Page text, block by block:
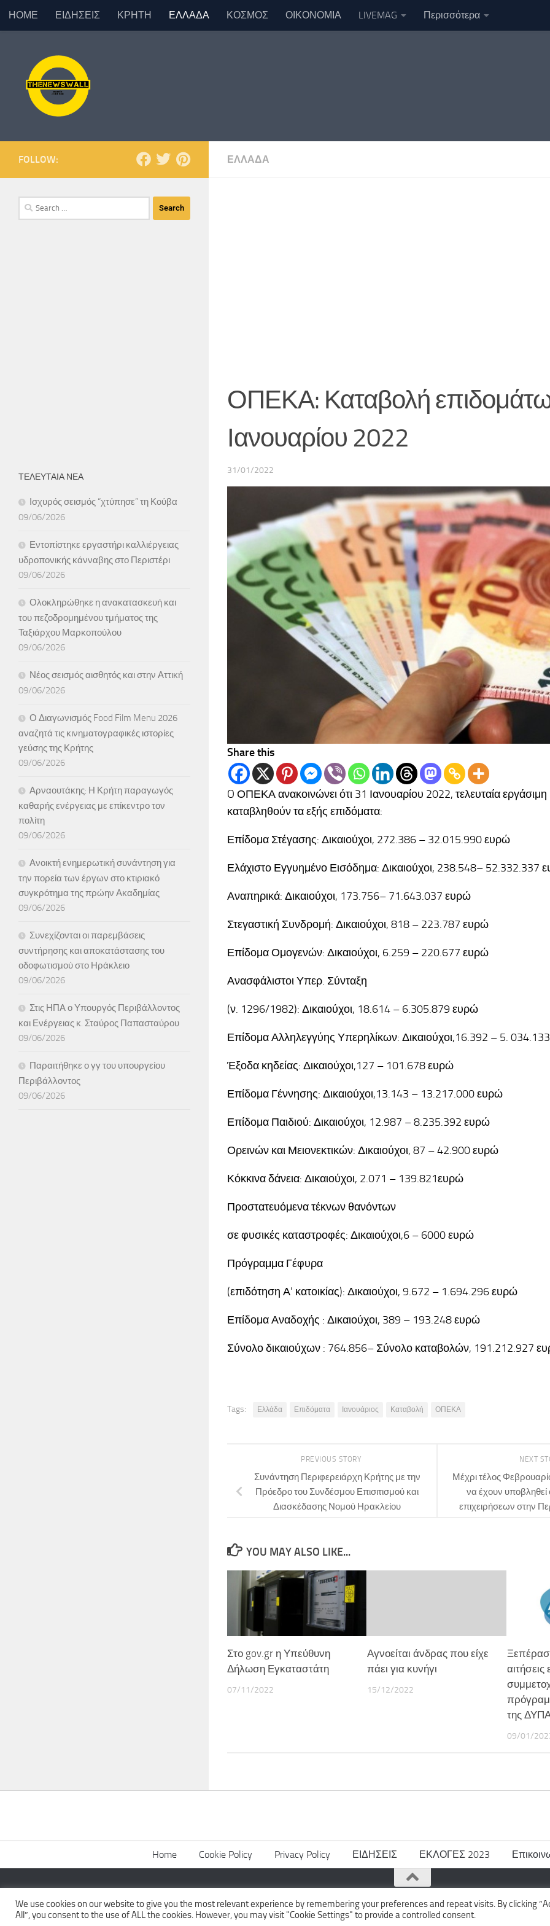
Skip to content
ΗΟΜΕ ΕΙΔΗΣΕΙΣ ΚΡΗΤΗ ΕΛΛΑΔΑ ΚΟΣΜΟΣ ΟΙΚΟΝΟΜΙΑ LIVEMAG Περισσότερα
ΕΛΛΑΔΑ
ΟΠΕΚΑ: Καταβολή
Ιανουαρίου 2022
31/01/2022
Share this
O ΟΠΕΚΑ ανακοινώνει ότι 31 Ιανουαρίου 2022, τελευταία
καταβληθούν τα εξής επιδόματα:
Επίδομα Στέγασης: Δικαιούχοι, 272.386 – 32.015.990 ευρώ
Ελάχιστο Εγγυημένο Εισόδημα: Δικαιούχοι, 238.548– 52.332.337
Αναπηρικά: Δικαιούχοι, 173.756– 71.643.037 ευρώ
Στεγαστική Συνδρομή: Δικαιούχοι, 818 – 223.787 ευρώ
Επίδομα Ομογενών: Δικαιούχοι, 6.259 – 220.677 ευρώ
Ανασφάλιστοι Υπερ. Σύνταξη
(ν. 1296/1982): Δικαιούχοι, 18.614 – 6.305.879 ευρώ
Επίδομα Αλληλεγγύης Υπερηλίκων: Δικαιούχοι,16.392 – 5.
Έξοδα κηδείας: Δικαιούχοι,127 – 101.678 ευρώ
Επίδομα Γέννησης: Δικαιούχοι,13.143 – 13.217.000 ευρώ
Επίδομα Παιδιού: Δικαιούχοι, 12.987 – 8.235.392 ευρώ
Ορεινών και Μειονεκτικών: Δικαιούχοι, 87 – 42.900 ευρώ
Κόκκινα δάνεια: Δικαιούχοι, 2.071 – 139.821ευρώ
Προστατευόμενα τέκνων θανόντων
σε φυσικές καταστροφές: Δικαιούχοι,6 – 6000 ευρώ
Πρόγραμμα Γέφυρα
(επιδότηση Α’ κατοικίας): Δικαιούχοι, 9.672 – 1.694.296 ευρώ
Επίδομα Αναδοχής : Δικαιούχοι, 389 – 193.248 ευρώ
Σύνολο δικαιούχων : 764.856– Σύνολο καταβολών, 191.212.927
Tags: Ελλάδα Επιδόματα Ιανουάριος Καταβολή ΟΠΕΚΑ
NEXT
Μέχρι τέλος
να έχουν υποβληθεί
επιχειρήσεων στην
PREVIOUS STORY
Συνάντηση Περιφερειάρχη Κρήτης με την
Πρόεδρο του Συνδέσμου Επισιτισμού και
Διασκέδασης Νομού Ηρακλείου
YOU MAY ALSO LIKE...
Στο gov.gr η Υπεύθυνη
Δήλωση Εγκαταστάτη
07/11/2022
Αγνοείται άνδρας που είχε
πάει για κυνήγι
15/12/2022
της
09/01/
FOLLOW:
ΤΕΛΕΥΤΑΙΑ ΝΕΑ
Ισχυρός σεισμός “χτύπησε” τη Κούβα
09/06/2026
Εντοπίστηκε εργαστήρι καλλιέργειας
υδροπονικής κάνναβης στο Περιστέρι
09/06/2026
Ολοκληρώθηκε η ανακατασκευή και
του πεζοδρομημένου τμήματος της
Ταξιάρχου Μαρκοπούλου
09/06/2026
Νέος σεισμός αισθητός και στην Αττική
09/06/2026
Ο Διαγωνισμός Food Film Menu 2026
αναζητά τις κινηματογραφικές ιστορίες
γεύσης της Κρήτης
09/06/2026
Αρναουτάκης: Η Κρήτη παραγωγός
καθαρής ενέργειας με επίκεντρο τον
πολίτη
09/06/2026
Ανοικτή ενημερωτική συνάντηση για
την πορεία των έργων στο κτιριακό
συγκρότημα της πρώην Ακαδημίας
09/06/2026
Συνεχίζονται οι παρεμβάσεις
συντήρησης και αποκατάστασης του
οδοφωτισμού στο Ηράκλειο
09/06/2026
Στις ΗΠΑ ο Υπουργός Περιβάλλοντος
και Ενέργειας κ. Σταύρος Παπασταύρου
09/06/2026
Παραιτήθηκε ο γγ του υπουργείου
Περιβάλλοντος
09/06/2026
Home Cookie Policy Privacy Policy ΕΙΔΗΣΕΙΣ ΕΚΛΟΓΕΣ 2023
We use cookies on our website to give you the most relevant experience by remembering your preferences and repeat visits. By clicking
All”, you consent to the use of ALL the cookies. However, you may visit "Cookie Settings" to provide a controlled consent.